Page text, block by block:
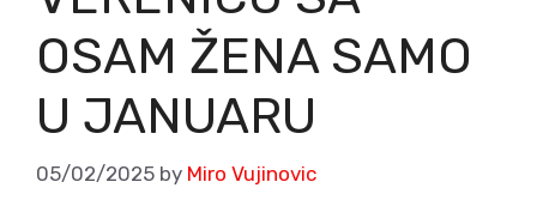
OSAM ŽENA SAMO
U JANUARU
05/02/2025 by Miro Vujinovic